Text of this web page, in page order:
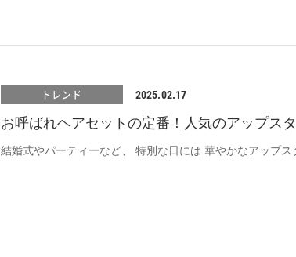
トレンド 2025.02.17
お呼ばれヘアセットの定番！人気のアップス
結婚式やパーティーなど、 特別な日には 華やかなアップス